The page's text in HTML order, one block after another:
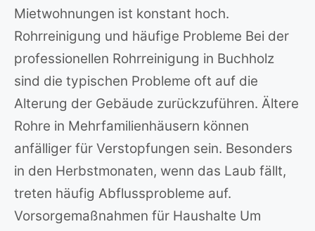
Mietwohnungen ist konstant hoch.
Rohrreinigung und häufige Probleme Bei der
professionellen Rohrreinigung in Buchholz
sind die typischen Probleme oft auf die
Alterung der Gebäude zurückzuführen. Ältere
Rohre in Mehrfamilienhäusern können
anfälliger für Verstopfungen sein. Besonders
in den Herbstmonaten, wenn das Laub fällt,
treten häufig Abflussprobleme auf.
Vorsorgemaßnahmen für Haushalte Um